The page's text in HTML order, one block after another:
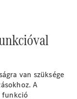
van szüksége
A
funkció